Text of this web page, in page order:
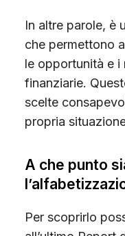
In altre parole, è
che permettono
le opportunità e i
finanziarie.
scelte
propria
A che punto
Per scoprirlo